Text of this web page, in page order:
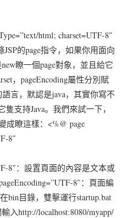
html; charset=UTF-8″
JSP的page指令，如果你用面向
瞭一個page對象，並且給它
，pageEncoding屬性分別賦
語言，默認是java，其實你寫不
支持Java。我們來試一下，
成瞭這樣：<%@ page
8″
8″：設置頁面的內容是文本或
8″：頁面編
bin目錄，雙擊運行startup.bat
入http://localhost:8080/myapp/